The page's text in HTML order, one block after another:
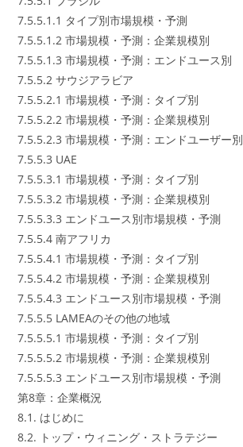
7.5.5.1.1 タイプ別市場規模・予測
7.5.5.1.2 市場規模・予測：企業規模別
7.5.5.1.3 市場規模・予測：エンドユース別
7.5.5.2 サウジアラビア
7.5.5.2.1 市場規模・予測：タイプ別
7.5.5.2.2 市場規模・予測：企業規模別
7.5.5.2.3 市場規模・予測：エンドユーザー別
7.5.5.3 UAE
7.5.5.3.1 市場規模・予測：タイプ別
7.5.5.3.2 市場規模・予測：企業規模別
7.5.5.3.3 エンドユース別市場規模・予測
7.5.5.4 南アフリカ
7.5.5.4.1 市場規模・予測：タイプ別
7.5.5.4.2 市場規模・予測：企業規模別
7.5.5.4.3 エンドユース別市場規模・予測
7.5.5.5 LAMEAのその他の地域
7.5.5.5.1 市場規模・予測：タイプ別
7.5.5.5.2 市場規模・予測：企業規模別
7.5.5.5.3 エンドユース別市場規模・予測
第8章：企業概況
8.1. はじめに
8.2. トップ・ウィニング・ストラテジー